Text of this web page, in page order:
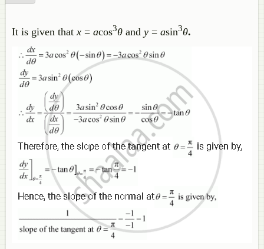
It is given that x = acos3θ and y = asin3θ.